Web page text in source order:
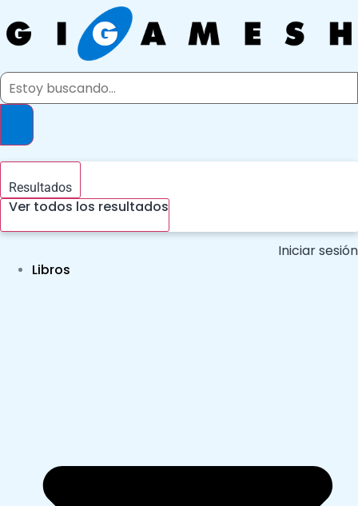
al
contenido
Search
Resultados
Ver todos los resultados
Iniciar sesión
Libros